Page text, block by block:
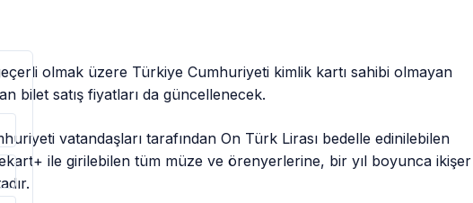
olmak üzere Türkiye Cumhuriyeti kimlik kartı sahibi olmayan
bilet satış fiyatları da güncellenecek.
vatandaşları tarafından On Türk Lirası bedelle edinilebilen
ile girilebilen tüm müze ve örenyerlerine, bir yıl boyunca ikişer